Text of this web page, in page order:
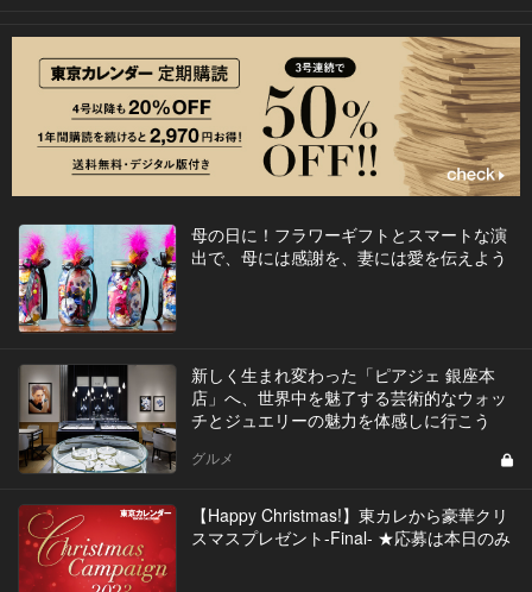
母の日に！フラワーギフトとスマートな演
出で、母には感謝を、妻には愛を伝えよう
新しく生まれ変わった「ピアジェ 銀座本
店」へ、世界中を魅了する芸術的なウォッ
チとジュエリーの魅力を体感しに行こう
グルメ
【Happy Christmas!】東カレから豪華クリ
スマスプレゼント-Final- ★応募は本日のみ